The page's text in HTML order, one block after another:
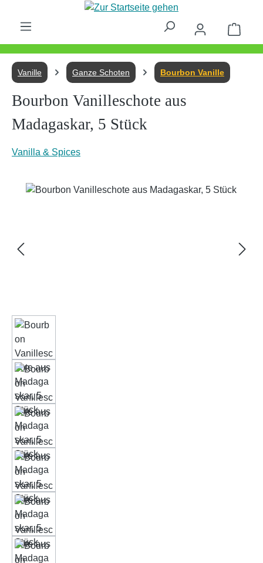
Zum Hauptinhalt springen
Vanille Ganze Schoten Bourbon Vanille
Bourbon Vanilleschote aus
Madagaskar, 5 Stück
Vanilla & Spices
Bildergalerie überspringen